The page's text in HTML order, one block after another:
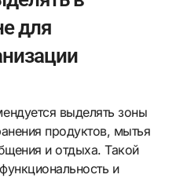
для
выделять зоны
продуктов, мытья
и отдыха. Такой
и